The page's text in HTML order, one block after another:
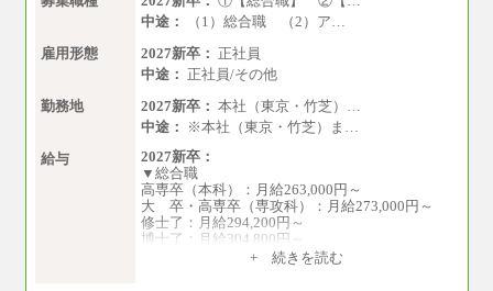
中途：
（1）総合職 （2）ア…
雇用形態
2027新卒： 正社員
中途： 正社員/その他
勤務地
2027新卒： 本社（東京・竹芝）…
中途：
※本社（東京・竹芝）ま…
給与
2027新卒：
▼総合職
高専卒（本科）：月給263,000円～
大 卒・高専卒（専攻科）：月給273,000円～
修士了：月給294,200円～
博士了：月給304,800円～
+ 続きを読む